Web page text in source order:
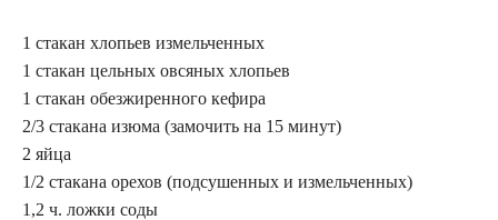
1 стакан хлопьев измельченных
1 стакан цельных овсяных хлопьев
1 стакан обезжиренного кефира
2/3 стакана изюма (замочить на 15 минут)
2 яйца
1/2 стакана орехов (подсушенных и измельченных)
1,2 ч. ложки соды